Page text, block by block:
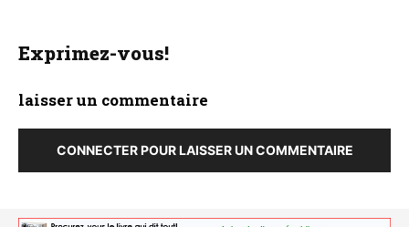
Exprimez-vous!
laisser un commentaire
CONNECTER POUR LAISSER UN COMMENTAIRE